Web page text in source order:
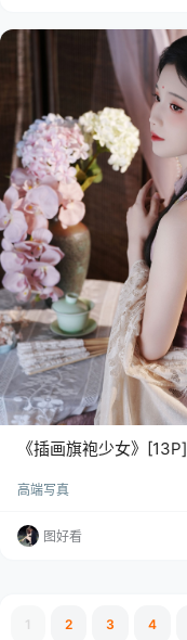
《插画旗袍少女》[13P]
高端写真
图好看
1 2 3 4